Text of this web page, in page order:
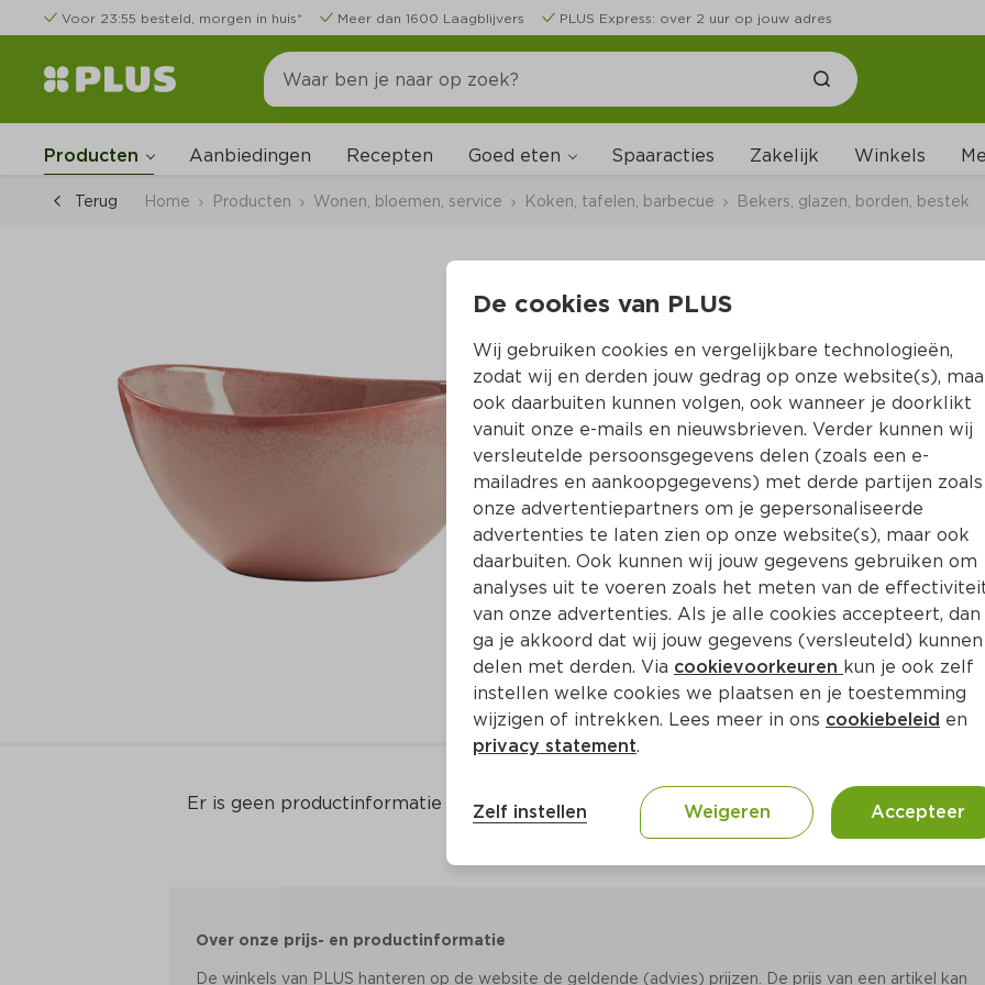
Voor 23:55 besteld, morgen in huis* Meer dan 1600 Laagblijvers PLUS Express: over 2 uur op jouw adres
Producten Aanbiedingen Recepten Goed eten Spaaracties Zakelijk Winkels
Terug Home Producten Wonen, bloemen, service Koken, tafelen, barbecue Bekers, glazen, borden, bestek
Fira Kom 15cm roze
Per Krimp 1 st
9.99
Toevoegen
Er is geen productinformatie
Over onze prijs- en productinformatie
De winkels van PLUS hanteren op de website de geldende (advies) prijzen. De prijs van een artikel kan
De cookies van PLUS
Wij gebruiken cookies en vergelijkbare technologieën,
zodat wij en derden jouw gedrag op onze website(s),
ook daarbuiten kunnen volgen, ook wanneer je doorklikt
vanuit onze e-mails en nieuwsbrieven. Verder kunnen wij
versleutelde persoonsgegevens delen (zoals een e-
mailadres en aankoopgegevens) met derde partijen zoals
onze advertentiepartners om je gepersonaliseerde
advertenties te laten zien op onze website(s), maar ook
daarbuiten. Ook kunnen wij jouw gegevens gebruiken om
analyses uit te voeren zoals het meten van de
van onze advertenties. Als je alle cookies accepteert, dan
ga je akkoord dat wij jouw gegevens (versleuteld) kunnen
delen met derden. Via cookievoorkeuren kun je ook zelf
instellen welke cookies we plaatsen en je toestemming
wijzigen of intrekken. Lees meer in ons cookiebeleid en
privacy statement.
Zelf instellen Weigeren Accepteer